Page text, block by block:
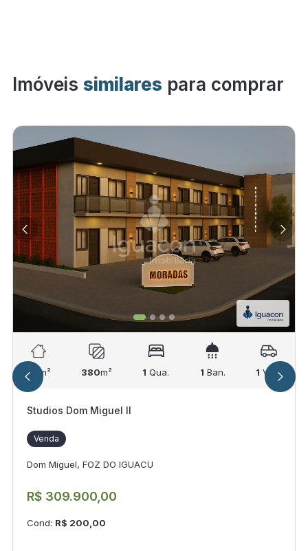
Imóveis similares para comprar
33 m² 380m² 1 Qua. 1 Ban. 1 Vag.
Studios Dom Miguel II
Venda
Dom Miguel, FOZ DO IGUACU
R$ 309.900,00
Cond: R$ 200,00